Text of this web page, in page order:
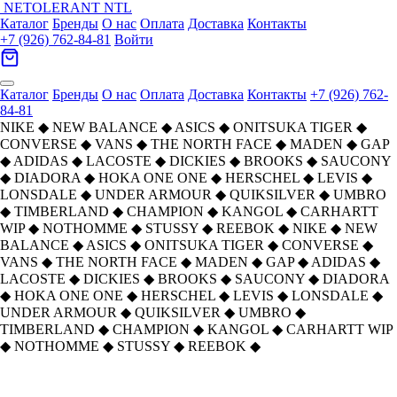
NETOLERANT NTL
Каталог Бренды О нас Оплата Доставка Контакты
+7 (926) 762-84-81 Войти
Каталог Бренды О нас Оплата Доставка Контакты +7 (926) 762-
84-81
NIKE ◆ NEW BALANCE ◆ ASICS ◆ ONITSUKA TIGER ◆
CONVERSE ◆ VANS ◆ THE NORTH FACE ◆ MADEN ◆ GAP
◆ ADIDAS ◆ LACOSTE ◆ DICKIES ◆ BROOKS ◆ SAUCONY
◆ DIADORA ◆ HOKA ONE ONE ◆ HERSCHEL ◆ LEVIS ◆
LONSDALE ◆ UNDER ARMOUR ◆ QUIKSILVER ◆ UMBRO
◆ TIMBERLAND ◆ CHAMPION ◆ KANGOL ◆ CARHARTT
WIP ◆ NOTHOMME ◆ STUSSY ◆ REEBOK ◆ NIKE ◆ NEW
BALANCE ◆ ASICS ◆ ONITSUKA TIGER ◆ CONVERSE ◆
VANS ◆ THE NORTH FACE ◆ MADEN ◆ GAP ◆ ADIDAS ◆
LACOSTE ◆ DICKIES ◆ BROOKS ◆ SAUCONY ◆ DIADORA
◆ HOKA ONE ONE ◆ HERSCHEL ◆ LEVIS ◆ LONSDALE ◆
UNDER ARMOUR ◆ QUIKSILVER ◆ UMBRO ◆
TIMBERLAND ◆ CHAMPION ◆ KANGOL ◆ CARHARTT WIP
◆ NOTHOMME ◆ STUSSY ◆ REEBOK ◆